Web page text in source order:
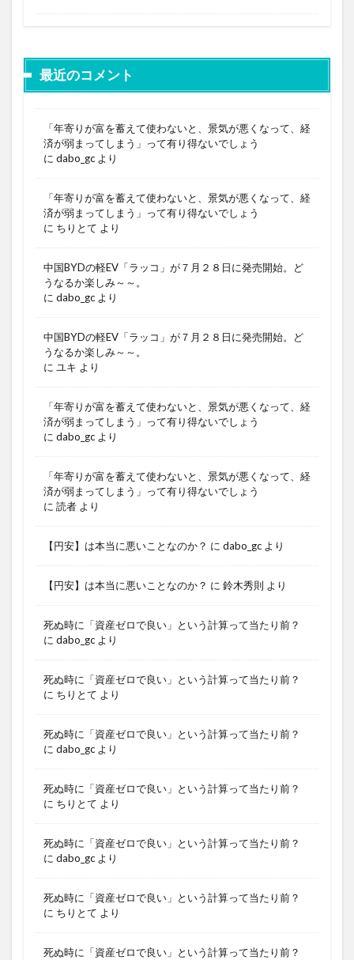
最近のコメント
「年寄りが富を蓄えて使わないと、景気が悪くなって、経
済が弱まってしまう」って有り得ないでしょう
に dabo_gc より
「年寄りが富を蓄えて使わないと、景気が悪くなって、経
済が弱まってしまう」って有り得ないでしょう
に ちりとて より
中国BYDの軽EV「ラッコ」が７月２８日に発売開始。ど
うなるか楽しみ～～。
に dabo_gc より
中国BYDの軽EV「ラッコ」が７月２８日に発売開始。ど
うなるか楽しみ～～。
に ユキ より
「年寄りが富を蓄えて使わないと、景気が悪くなって、経
済が弱まってしまう」って有り得ないでしょう
に dabo_gc より
「年寄りが富を蓄えて使わないと、景気が悪くなって、経
済が弱まってしまう」って有り得ないでしょう
に 読者 より
【円安】は本当に悪いことなのか？ に dabo_gc より
【円安】は本当に悪いことなのか？ に 鈴木秀則 より
死ぬ時に「資産ゼロで良い」という計算って当たり前？
に dabo_gc より
死ぬ時に「資産ゼロで良い」という計算って当たり前？
に ちりとて より
死ぬ時に「資産ゼロで良い」という計算って当たり前？
に dabo_gc より
死ぬ時に「資産ゼロで良い」という計算って当たり前？
に ちりとて より
死ぬ時に「資産ゼロで良い」という計算って当たり前？
に dabo_gc より
死ぬ時に「資産ゼロで良い」という計算って当たり前？
に ちりとて より
死ぬ時に「資産ゼロで良い」という計算って当たり前？